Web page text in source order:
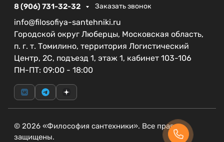
смыва BelBagno MARMI BB012-MR-NERO.M и
создайте идеальное сочетание стиля и удобства
в вашей ванной комнате.
8 (906) 731-32-32 Заказать звонок
info@filosofiya-santehniki.ru
Городской округ Люберцы, Московская область,
п. г. т. Томилино, территория Логистический
Центр, 2С, подъезд 1, этаж 1, кабинет 103-106
ПН-ПТ: 09:00 - 18:00
© 2026 «Философия сантехники». Все права
защищены.